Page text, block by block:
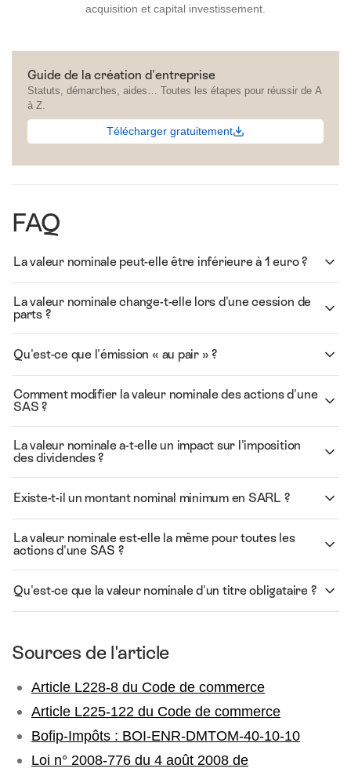
acquisition et capital investissement.
Guide de la création d'entreprise
Statuts, démarches, aides… Toutes les étapes pour réussir de A
à Z.
Télécharger gratuitement
FAQ
La valeur nominale peut-elle être inférieure à 1 euro ?
La valeur nominale change-t-elle lors d'une cession de
parts ?
Qu'est-ce que l'émission « au pair » ?
Comment modifier la valeur nominale des actions d'une
SAS ?
La valeur nominale a-t-elle un impact sur l'imposition
des dividendes ?
Existe-t-il un montant nominal minimum en SARL ?
La valeur nominale est-elle la même pour toutes les
actions d'une SAS ?
Qu'est-ce que la valeur nominale d'un titre obligataire ?
Sources de l'article
Article L228-8 du Code de commerce
Article L225-122 du Code de commerce
Bofip-Impôts : BOI-ENR-DMTOM-40-10-10
Loi n° 2008-776 du 4 août 2008 de